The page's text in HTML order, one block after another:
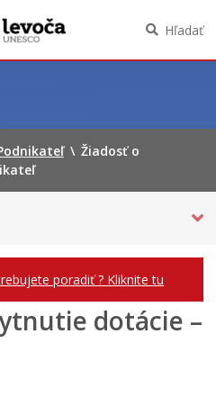
Hľadať
\ Žiadosť o
poradiť ? Kliknite tu
dotácie –